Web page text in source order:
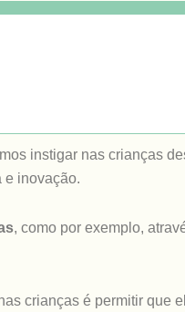
instigar nas crianças
e inovação.
, como por exemplo,
crianças é permitir que